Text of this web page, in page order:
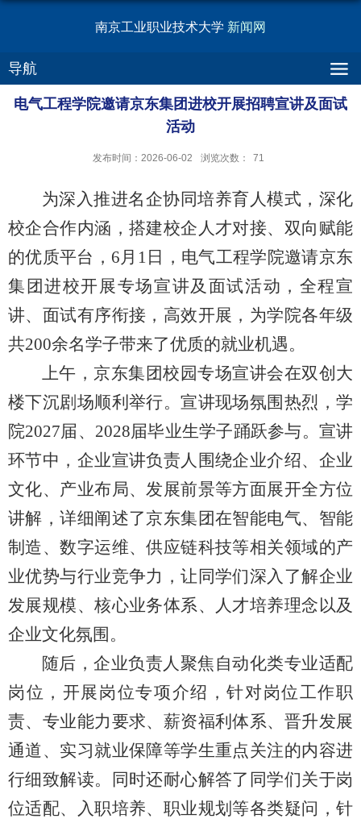
南京工业职业技术大学 新闻网
导航
电气工程学院邀请京东集团进校开展招聘宣讲及面试
活动
发布时间：2026-06-02 浏览次数： 71
为深入推进名企协同培养育人模式，深化
校企合作内涵，搭建校企人才对接、双向赋能
的优质平台，6月1日，电气工程学院邀请京东
集团进校开展专场宣讲及面试活动，全程宣
讲、面试有序衔接，高效开展，为学院各年级
共200余名学子带来了优质的就业机遇。
上午，京东集团校园专场宣讲会在双创大
楼下沉剧场顺利举行。宣讲现场氛围热烈，学
院2027届、2028届毕业生学子踊跃参与。宣讲
环节中，企业宣讲负责人围绕企业介绍、企业
文化、产业布局、发展前景等方面展开全方位
讲解，详细阐述了京东集团在智能电气、智能
制造、数字运维、供应链科技等相关领域的产
业优势与行业竞争力，让同学们深入了解企业
发展规模、核心业务体系、人才培养理念以及
企业文化氛围。
随后，企业负责人聚焦自动化类专业适配
岗位，开展岗位专项介绍，针对岗位工作职
责、专业能力要求、薪资福利体系、晋升发展
通道、实习就业保障等学生重点关注的内容进
行细致解读。同时还耐心解答了同学们关于岗
位适配、入职培养、职业规划等各类疑问，针